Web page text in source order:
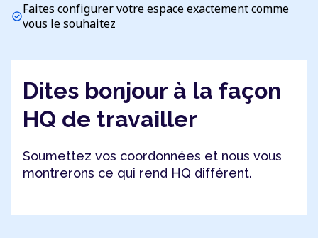
check_circleFaites configurer votre espace exactement comme
vous le souhaitez
Dites bonjour à la façon
HQ de travailler
Soumettez vos coordonnées et nous vous
montrerons ce qui rend HQ différent.